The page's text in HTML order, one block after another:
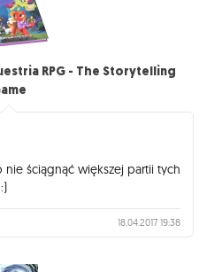
RPG - The Storytelling
ściągnąć większej partii tych
18.04.2017 19:38